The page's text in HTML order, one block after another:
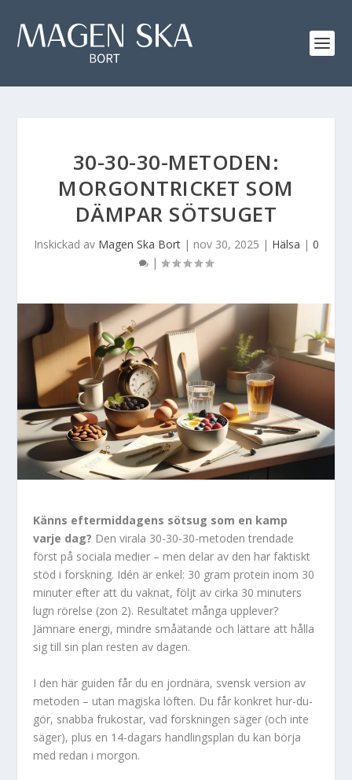
30-30-30-METODEN:
MORGONTRICKET SOM
DÄMPAR SÖTSUGET
Inskickad av Magen Ska Bort| nov 30, 2025 | Hälsa | 0
|
Känns eftermiddagens sötsug som en kamp
varje dag? Den virala 30-30-30-metoden trendade
först på sociala medier – men delar av den har faktiskt
stöd i forskning. Idén är enkel: 30 gram protein inom 30
minuter efter att du vaknat, följt av cirka 30 minuters
lugn rörelse (zon 2). Resultatet många upplever?
Jämnare energi, mindre småätande och lättare att hålla
sig till sin plan resten av dagen.
I den här guiden får du en jordnära, svensk version av
metoden – utan magiska löften. Du får konkret hur-du-
gör, snabba frukostar, vad forskningen säger (och inte
säger), plus en 14-dagars handlingsplan du kan börja
med redan i morgon.